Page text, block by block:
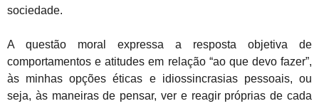
sociedade.
A questão moral expressa a resposta objetiva de
comportamentos e atitudes em relação “ao que devo fazer”,
às minhas opções éticas e idiossincrasias pessoais, ou
seja, às maneiras de pensar, ver e reagir próprias de cada